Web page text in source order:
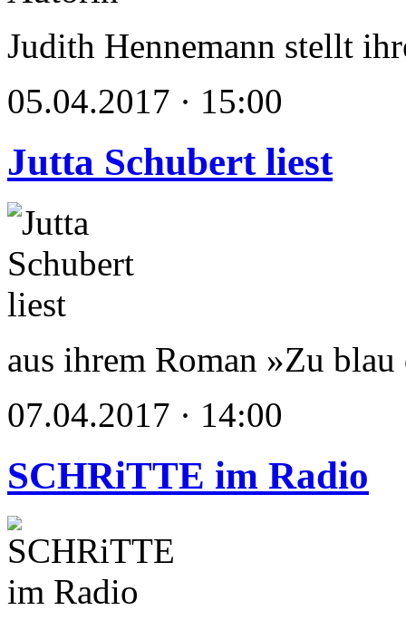
Judith Hennemann stellt
05.04.2017 · 15:00
Jutta Schubert liest
aus ihrem Roman »Zu
07.04.2017 · 14:00
SCHRiTTE im Radio